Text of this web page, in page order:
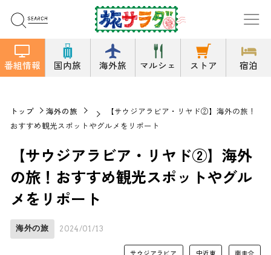
番組情報 国内旅 海外旅 マルシェ ストア 宿泊
トップ 海外の旅
【サウジアラビア・リヤド②】海外の旅！
おすすめ観光スポットやグルメをリポート
【サウジアラビア・リヤド②】海外
の旅！おすすめ観光スポットやグル
メをリポート
海外の旅 2024/01/13
サウジアラビア 中近東 南圭介